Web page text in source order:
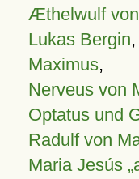
Æthelwulf
Lukas Bergin,
Maximus,
Nerveus von
Optatus und
Radulf von
Maria Jesús